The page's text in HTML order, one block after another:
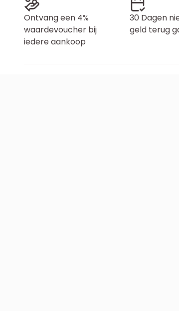
Ontvang een 4%
waardevoucher bij
iedere aankoop
30 Dagen
geld terug